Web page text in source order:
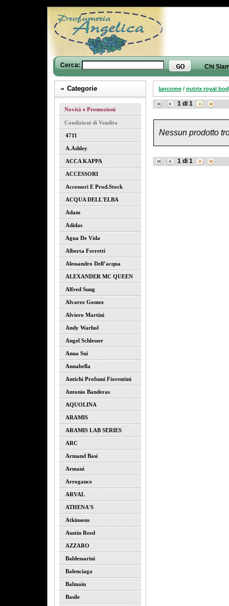
Cerca: Chi
Categorie
Novità e Promozioni
Condizioni di Vendita
4711
A.ashley
ACCA KAPPA
ACCESSORI
Accessori E Prod.stock
ACQUA DELL'ELBA
Adam
Adidas
Agua De Vida
Alberta Ferretti
Alessandro Dell’acqua
ALEXANDER MC QUEEN
Alfred Sung
Alvarez Gomez
Alviero Martini
Andy Warhol
Angel Schlesser
Anna Sui
Annabella
Antichi Profumi Fiorentini
Antonio Banderas
AQUOLINA
ARAMIS
ARAMIS LAB SERIES
ARC
Armand Basi
Armani
Arrogance
ARVAL
ATHENA'S
Atkinsons
Austin Reed
AZZARO
Baldessarini
Balenciaga
Balmain
Basile
lancome/ nutrix royal
1di 1
1di 1
Nessun prodotto